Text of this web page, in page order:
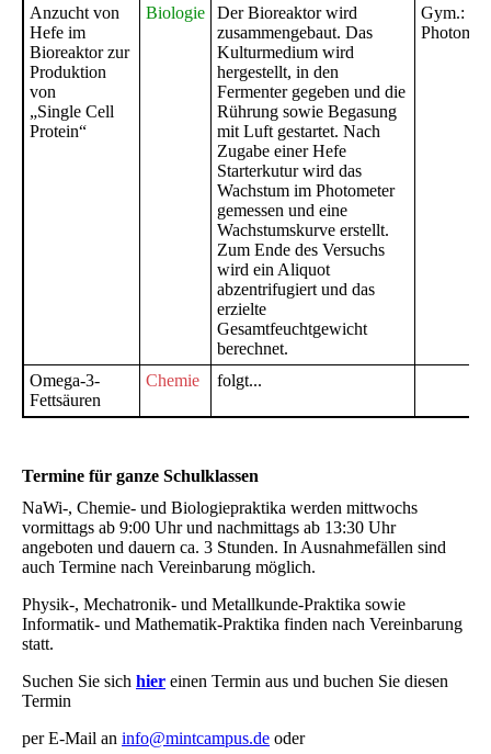
Anzucht von
Hefe im
Bioreaktor zur
Produktion
von
„Single Cell
Protein“
Biologie
Der Bioreaktor wird
zusammengebaut. Das
Kulturmedium wird
hergestellt, in den
Fermenter gegeben und die
Rührung sowie Begasung
mit Luft gestartet. Nach
Zugabe einer Hefe
Starterkutur wird das
Wachstum im Photometer
gemessen und eine
Wachstumskurve erstellt.
Zum Ende des Versuchs
wird ein Aliquot
abzentrifugiert und das
erzielte
Gesamtfeuchtgewicht
berechnet.
Gym.:
Omega-3-
Fettsäuren
Chemie folgt...
Termine für ganze Schulklassen
NaWi-, Chemie- und Biologiepraktika werden mittwochs
vormittags ab 9:00 Uhr und nachmittags ab 13:30 Uhr
angeboten und dauern ca. 3 Stunden. In Ausnahmefällen sind
auch Termine nach Vereinbarung möglich.
Physik-, Mechatronik- und Metallkunde-Praktika sowie
Informatik- und Mathematik-Praktika finden nach Vereinbarung
statt.
Suchen Sie sich hier einen Termin aus und buchen Sie diesen
Termin
per E-Mail an info@mintcampus.de oder